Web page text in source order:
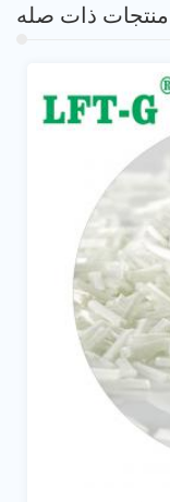
منتجات ذات صله